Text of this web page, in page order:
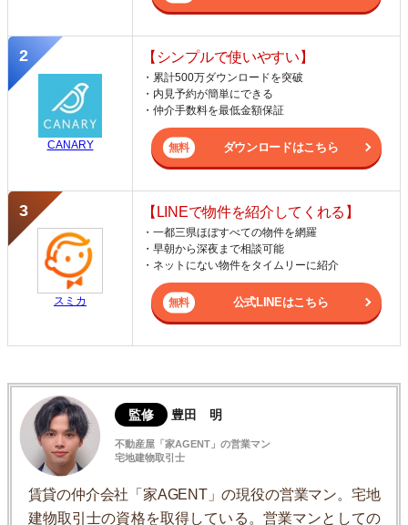
CANARY
【シンプルで使いやすい】
・累計500万ダウンロードを突破
・内見予約が簡単にできる
・仲介手数料を最低金額保証
ダウンロードはこちら
スミカ
【LINEで物件を紹介してくれる】
・一都三県ほぼすべての物件を網羅
・早朝から深夜まで相談可能
・ネットにない物件をタイムリーに紹介
公式LINEはこちら
監修 豊田 明
不動産屋「家AGENT」の営業マン
宅地建物取引士
賃貸の仲介会社「家AGENT」の現役の営業マン。宅地
建物取引士の資格を取得している。営業マンとしての